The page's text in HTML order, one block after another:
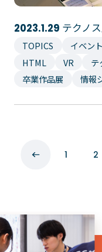
2023.1.29 テクノ
TOPICS イベント
HTML
VR テ
卒業作品展
情報
1 2